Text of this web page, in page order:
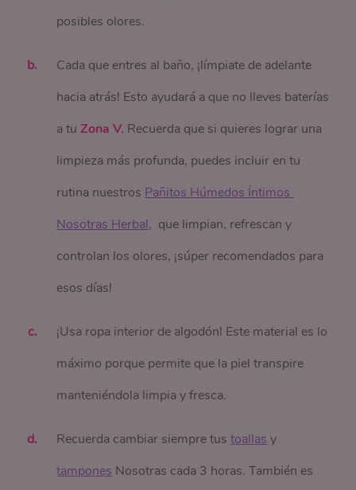
posibles olores.
Cada que entres al baño, ¡límpiate de adelante
hacia atrás! Esto ayudará a que no lleves baterías
a tu Zona V. Recuerda que si quieres lograr una
limpieza más profunda, puedes incluir en tu
rutina nuestrosPañitos Húmedos Íntimos
Nosotras Herbal, que limpian, refrescan y
controlan los olores, ¡súper recomendados para
esos días!
¡Usa ropa interior de algodón! Este material es lo
máximo porque permite que la piel transpire
manteniéndola limpia y fresca.
Recuerda cambiar siempre tustoallasy
tampones Nosotras cada 3 horas. También es